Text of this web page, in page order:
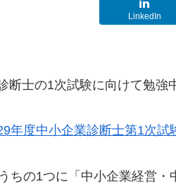
LinkedIn
断士の1次試験に向けて勉強
年度中小企業診断士第1次試
ちの1つに「中小企業経営